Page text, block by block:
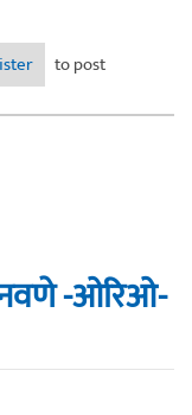
to post
-ओरिओ-